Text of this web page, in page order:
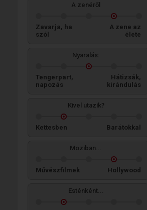
A zenéről
Zavarja, ha
szól
A zene az
élete
Nyaralás:
Tengerpart,
napozás
Hátizsák,
kirándulás
Kivel utazik?
Kettesben Barátokkal
Moziban...
Művészfilmek Hollywood
Esténként...